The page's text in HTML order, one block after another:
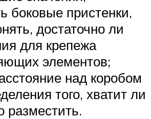
боковые пристенки,
достаточно ли
для крепежа
элементов;
над коробом
того, хватит ли
разместить.